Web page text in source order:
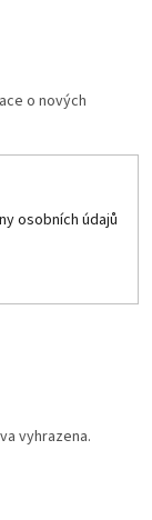
o nových
osobních údajů
vyhrazena.